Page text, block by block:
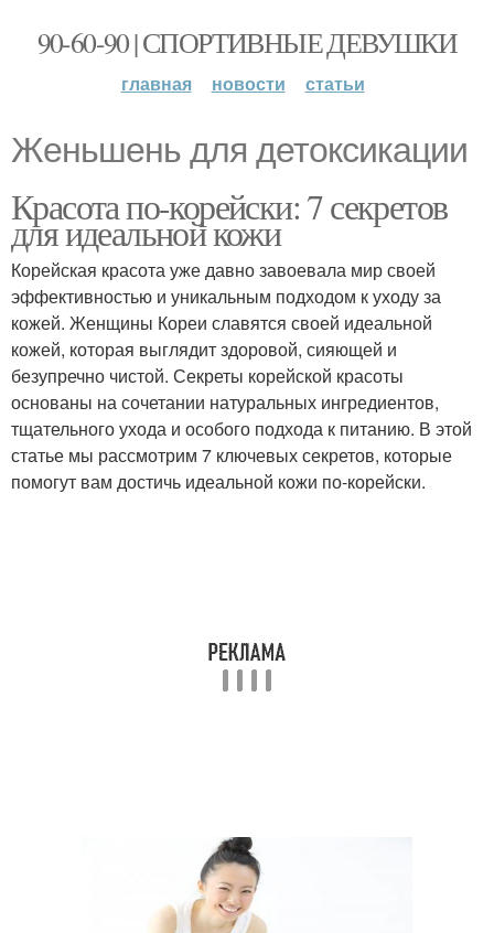
90-60-90 | СПОРТИВНЫЕ ДЕВУШКИ
главная новости статьи
Женьшень для детоксикации
Красота по-корейски: 7 секретов
для идеальной кожи
Корейская красота уже давно завоевала мир своей
эффективностью и уникальным подходом к уходу за
кожей. Женщины Кореи славятся своей идеальной
кожей, которая выглядит здоровой, сияющей и
безупречно чистой. Секреты корейской красоты
основаны на сочетании натуральных ингредиентов,
тщательного ухода и особого подхода к питанию. В этой
статье мы рассмотрим 7 ключевых секретов, которые
помогут вам достичь идеальной кожи по-корейски.